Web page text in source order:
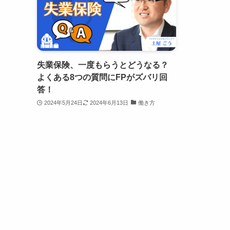
失業保険、一度もらうとどうなる？
よくある8つの質問にFPがズバリ回
答！
2024年5月24日 2024年6月13日 働き方